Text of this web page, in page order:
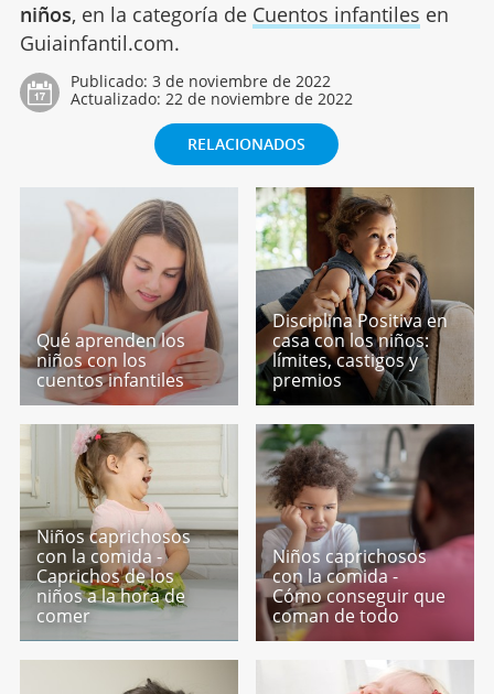
niños, en la categoría de Cuentos infantiles en
Guiainfantil.com.
Publicado: 3 de noviembre de 2022
Actualizado: 22 de noviembre de 2022
RELACIONADOS
Qué aprenden los
niños con los
cuentos infantiles
Disciplina Positiva en
casa con los niños:
límites, castigos y
premios
Niños caprichosos
con la comida -
Caprichos de los
niños a la hora de
comer
Niños caprichosos
con la comida -
Cómo conseguir que
coman de todo